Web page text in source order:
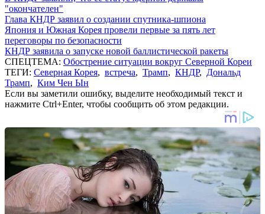
"окончателен"
Глава КНДР заявил о создании спутника-шпиона
Япония и Южная Корея провели первые за пять лет
переговоры по безопасности
КНДР заявила о запуске новой баллистической ракеты
СПЕЦТЕМА: Обострение ситуации вокруг Северной Кореи
ТЕГИ: Северная Корея, встреча, Трамп, КНДР, Дональд
Трамп, Ким Чен Ын
Если вы заметили ошибку, выделите необходимый текст и
нажмите Ctrl+Enter, чтобы сообщить об этом редакции.